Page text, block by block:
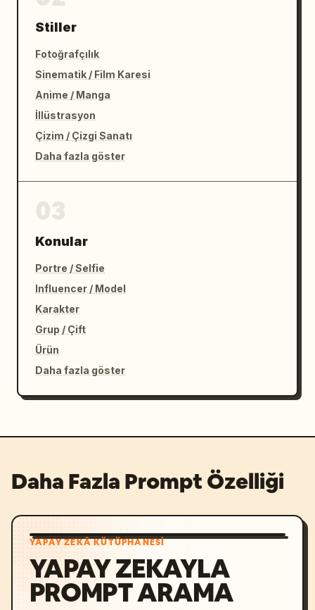
Stiller
Fotoğrafçılık
Sinematik / Film Karesi
Anime / Manga
İllüstrasyon
Çizim / Çizgi Sanatı
Daha fazla göster
Konular
Portre / Selfie
Influencer / Model
Karakter
Grup / Çift
Ürün
Daha fazla göster
Daha Fazla Prompt Özelliği
YAPAY ZEKÂ KÜTÜPHANESI
YAPAY ZEKAYLA
PROMPT ARAMA